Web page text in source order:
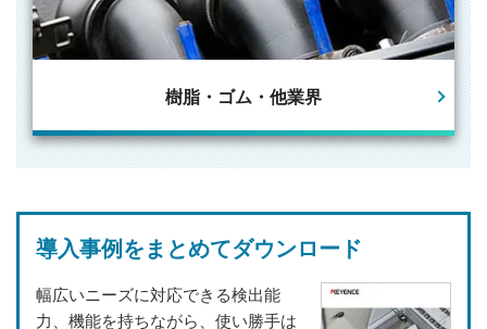
樹脂・ゴム・ 他業界
導入事例をまとめてダウンロード
幅広いニーズに対応できる検出能
力、機能を持ちながら、使い勝手は